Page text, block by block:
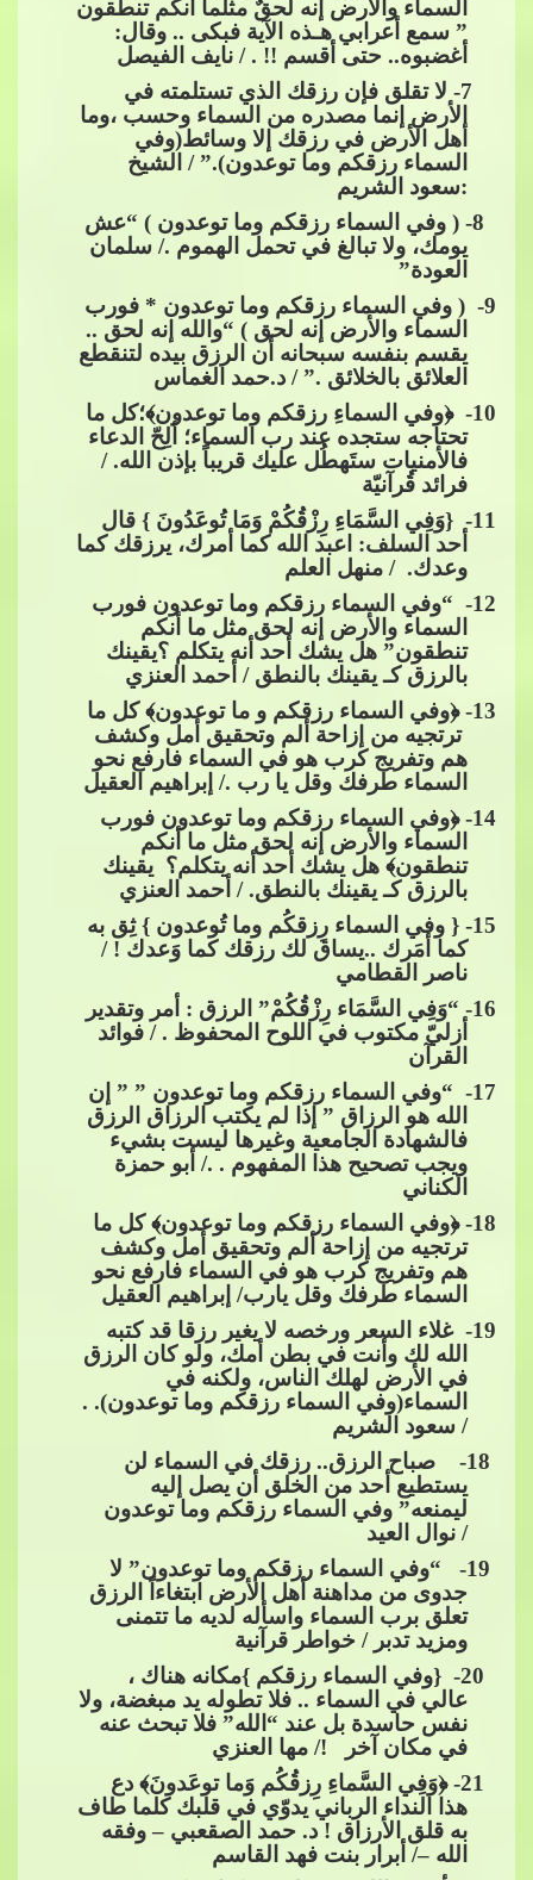
السماء والأرض إنه لَحقٌ مثلما أنكم تنطقون
” سمع أعرابي هـذه الآية فبكى .. وقال:
أغضبوه.. حتى أقسم !! . / نايف الفيصل
​​ 7- لا تقلق فإن رزقك الذي تستلمته في
الأرض إنما مصدره من السماء وحسب ،وما
أهل ا لأرض في رزقك إلا وسائط(وفي
السماء رزقكم وما توعدون).” / الشيخ
:سعود الشريم
​​ 8- ( وفي السماء رزقكم وما توعدون ) “عش
يومك، ولا تبالغ في تحمل الهموم ./ سلمان
العودة”
9- ( وفي السماء رزقكم وما توعدون * فورب
السماء والأرض إنه لحق ) “والله إنه لحق ..
يقسم بنفسه سبحانه أن الرزق بيده لتنقطع
العلائق بالخلائق .” / د.حمد الغماس
10- ​​ ﴿وفي السماءِ رزقكم وما توعدون﴾؛كل ما
تحتاجه ستجده عند رب السماء؛ ألِحّ الدعاء
فالأمنيات ستَهطُل عليك قريباً بإذن الله. /
فرائد قُرآنيّة
11- {وَفِي السَّمَاءِ رِزْقُكُمْ وَمَا تُوعَدُونَ } قال
أحد السلف: اعبد الله كما أمرك، يرزقك كما
وعدك. / منهل العلم
12- “وفي السماء رزقكم وما توعدون فورب
السماء والأرض إنه لحق مثل ما أنكم
تنطقون” هل يشك أحد أنه يتكلم ؟يقينك
بالرزق كـ يقينك بالنطق / أحمد العنزي
13- ﴿وفي السماء رزقكم و ما توعدون﴾ كل ما
ترتجيه من إزاحة ألم وتحقيق أمل وكشف
هم وتفريج كرب هو في السماء فارفع نحو
السماء طرفك وقل يا رب ./ إبراهيم العقيل
14- ﴿وفي السماء رزقكم وما توعدون فورب
السماء والأرض إنه لحق مثل ما أنكم
تنطقون﴾ هل يشك أحد أنه يتكلم؟ ​​ يقينك
بالرزق كـ يقينك بالنطق. / أحمد العنزي
15- { وفي السماء رِزقكُم وما تُوعدون } ثِق به
كما أمَرك ..يساق لك رزقك كما وَعدك ! /
ناصر القطامي
16- “وَفِي السَّمَاء رِزْقُكُمْ” الرزق : أمر وتقدير
أزليّ مكتوب في اللوح المحفوظ . / فوائد
القرآن
17- “وفي السماء رزقكم وما توعدون ” ” إن
الله هو​​ الرزاق ” إذا لم يكتب الرزاق الرزق
فالشهادة الجامعية وغيرها ليست بشيء
ويجب تصحيح هذا المفهوم . ./ أبو حمزة
الكناني
18- ﴿وفي السماء رزقكم وما توعدون﴾ كل ما
ترتجيه من إزاحة ألم وتحقيق أمل وكشف
هم وتفريج كرب هو في السماء فارفع نحو
السماء طرفك وقل يارب/ إبراهيم ​​ العقيل
19- غلاء السعر ورخصه لا يغير رزقا قد كتبه
الله لك وأنت في بطن أمك، ولو كان الرزق
في اﻷرض لهلك الناس، ولكنه في
السماء(وفي السماء رزقكم وما توعدون). .
/ سعود الشريم
18- صباح الرزق.. رزقك في السماء لن
يستطيع أحد من الخلق أن يصل إليه
ليمنعه” وفي ا لسماء رزقكم وما توعدون
/ نوال العيد
​​ 19- “وفي السماء رزقكم وما توعدون” لا
جدوى من مداهنة أهل الأرض ابتغاءاً الرزق
تعلق برب السماء واسأله لديه ما تتمنى
ومزيد تدبر / خواطر قرآنية
​​ 20- {وفي السماء رزقكم }مكانه هناك ،
عالي في السماء .. فلا تطوله يد مبغضة،​​ وﻻ
نفس حاسدة بل عند “الله” فلا تبحث عنه
في مكان آخر !/ مها العنزي
​​ 21- ﴿وَفِي السَّماءِ رِزقُكُم وَما توعَدونَ﴾ دع
هذا النداء الرباني يدوّي في قلبك كلما طاف
به قلق الأرزاق ! د. حمد الصقعبي – وفقه
الله –/ أبرار بنت فهد القاسم